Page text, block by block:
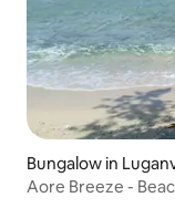
Bungalow in
Aore Breeze -